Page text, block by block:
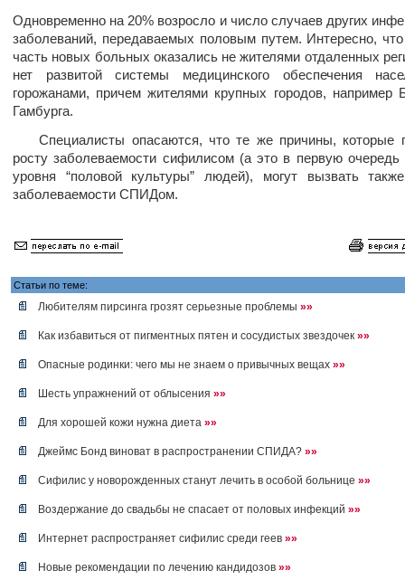
Одновременно на 20% возросло и число случаев других
заболеваний, передаваемых половым путем. Интересно,
часть новых больных оказались не жителями отдаленных
нет развитой системы медицинского обеспечения
горожанами, причем жителями крупных городов, например
Гамбурга.
Специалисты опасаются, что те же причины, которые
росту заболеваемости сифилисом (а это в первую очередь
уровня “половой культуры” людей), могут вызвать
заболеваемости СПИДом.
Статьи по теме:
Любителям пирсинга грозят серьезные проблемы »»
Как избавиться от пигментных пятен и сосудистых звездочек »»
Опасные родинки: чего мы не знаем о привычных вещах »»
Шесть упражнений от облысения »»
Для хорошей кожи нужна диета »»
Джеймс Бонд виноват в распространении СПИДА? »»
Сифилис у новорожденных станут лечить в особой больнице »»
Воздержание до свадьбы не спасает от половых инфекций »»
Интернет распространяет сифилис среди геев »»
Новые рекомендации по лечению кандидозов »»